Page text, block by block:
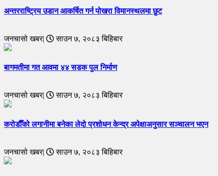
अन्तरराष्ट्रिय उडान आकर्षित गर्न पोखरा विमानस्थलमा छुट
जनचासो खबर| साउन ७, २०८३ बिहिबार
बागमतीमा गत आवमा ४४ सडक पुल निर्माण
जनचासो खबर| साउन ७, २०८३ बिहिबार
करोडौँको लगानीमा बनेका लेदो प्रशोधन केन्द्र अपेक्षाअनुसार सञ्चालन भएन
जनचासो खबर| साउन ७, २०८३ बिहिबार